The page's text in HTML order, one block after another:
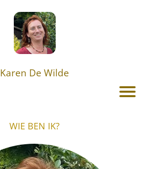
Karen De Wilde
WIE BEN IK?